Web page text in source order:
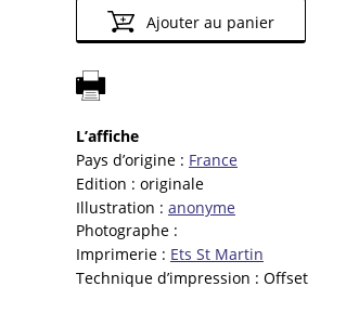
Ajouter au panier
L’affiche
Pays d’origine : France
Edition : originale
Illustration : anonyme
Photographe :
Imprimerie : Ets St Martin
Technique d’impression : Offset